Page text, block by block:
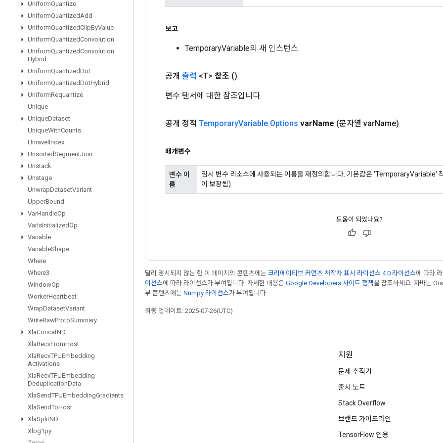
UniformQuantize
UniformQuantizedAdd
UniformQuantizedClipByValue
UniformQuantizedConvolution
UniformQuantizedConvolution
Hybrid
UniformQuantizedDot
UniformQuantizedDotHybrid
UniformRequantize
Unique
UniqueDataset
UniqueWithCounts
Unravel Index
UnsortedSegmentJoin
Unstack
Unstage
UnwrapDatasetVariant
UpperBound
VarHandleOp
VarIsInitializedOp
Variable
VariableShape
Where
Where3
WindowOp
WorkerHeartbeat
WrapDatasetVariant
WriteRawProtoSummary
XlaConcatND
XlaRecvFromHost
XlaRecvTPUEmbedding
Activations
XlaRecvTPUEmbedding
DeduplicationData
XlaSendTPUEmbeddingGradients
XlaSendToHost
XlaSplitND
Xlog1py
보고
TemporaryVariable의 새 인스턴스
공개 출력 <T> 참조 ()
변수 텐서에 대한 참조입니다.
공개 정적 TemporaryVariable.Options varName (문자열 varName)
매개변수
변수 이
름
임시 변수 리소스에 사용되는 이름을 재정의합니다. 기본값은 'TemporaryVariable'
이 보장됨).
도움이 되었나요?
달리 명시되지 않는 한 이 페이지의 콘텐츠에는 크리에이티브 커먼즈 저작자 표시 라이선스 4.0 라이선스에 따라
이선스에 따라 라이선스가 부여됩니다. 자세한 내용은 Google Developers 사이트 정책을 참조하세요. 자바는
부 콘텐츠에는 Numpy 라이선스가 부여됩니다.
최종 업데이트: 2025-07-26(UTC)
최신 소식 확인하기
GitHub
Twitter
YouTube
지원
문제 추적기
출시 노트
Stack Overflow
브랜드 가이드라인
TensorFlow 인용